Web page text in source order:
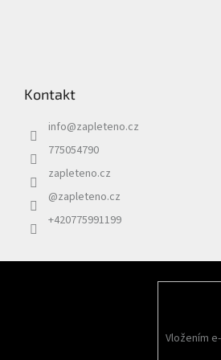
Kontakt
info@zapleteno.cz
775054790
zapleteno.cz
@zapleteno.cz
+420775991199
Vložením